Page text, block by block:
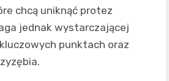
chcą uniknąć protez
jednak wystarczającej
punktach oraz